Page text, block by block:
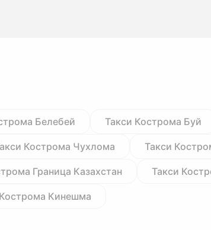
Белебей Такси Кострома Буй
Кострома Чухлома Такси
Граница Казахстан Такси
Кинешма